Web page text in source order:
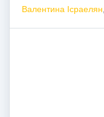
Валентина Ісраелян